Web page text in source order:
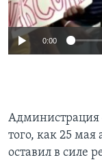
0:00
Администрация
того, как 25 мая
оставил в силе